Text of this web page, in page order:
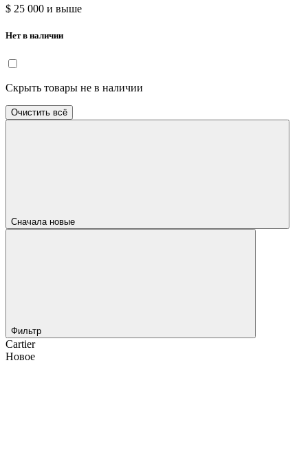
$ 25 000 и выше
Нет в наличии
Скрыть товары не в наличии
Очистить всё
Сначала новые
Фильтр
Cartier
Новое